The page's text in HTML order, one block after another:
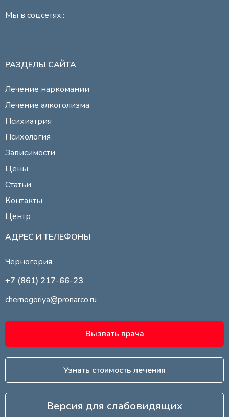
Мы в соцсетях::
РАЗДЕЛЫ САЙТА
Лечение наркомании
Лечение алкоголизма
Психиатрия
Психология
Зависимости
Цены
Статьи
Контакты
Центр
АДРЕС И ТЕЛЕФОНЫ
Черногория,
+7 (861) 217-66-23
chernogoriya@pronarco.ru
Вызвать врача
Узнать стоимость лечения
Версия для слабовидящих